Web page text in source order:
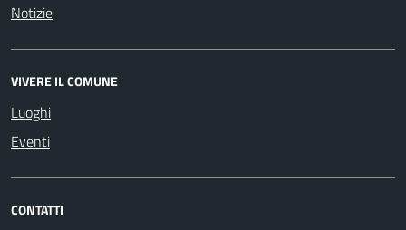
Notizie
VIVERE IL COMUNE
Luoghi
Eventi
CONTATTI